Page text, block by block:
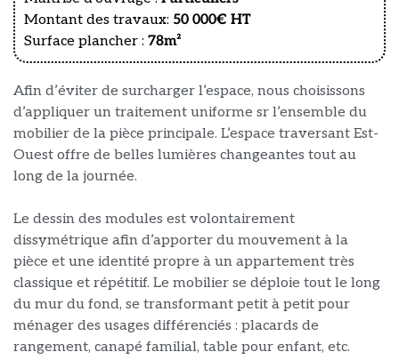
Montant des travaux: 50 000€ HT
Surface plancher : 78m²
Afin d’éviter de surcharger l’espace, nous choisissons
d’appliquer un traitement uniforme sr l’ensemble du
mobilier de la pièce principale. L’espace traversant Est-
Ouest offre de belles lumières changeantes tout au
long de la journée.
Le dessin des modules est volontairement
dissymétrique afin d’apporter du mouvement à la
pièce et une identité propre à un appartement très
classique et répétitif. Le mobilier se déploie tout le long
du mur du fond, se transformant petit à petit pour
ménager des usages différenciés : placards de
rangement, canapé familial, table pour enfant, etc.